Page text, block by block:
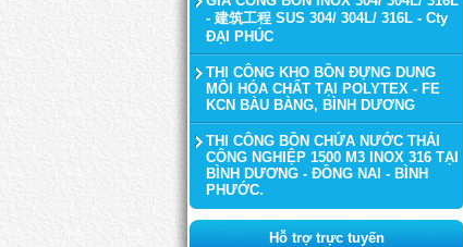
- 建筑工程 SUS 304/ 304L/ 316L - Cty
ĐẠI PHÚC
THI CÔNG KHO BỒN ĐỰNG DUNG
MÔI HÓA CHẤT TẠI POLYTEX - FE
KCN BÀU BÀNG, BÌNH DƯƠNG
THI CÔNG BỒN CHỨA NƯỚC THẢI
CÔNG NGHIỆP 1500 M3 INOX 316 TẠI
BÌNH DƯƠNG - ĐỒNG NAI - BÌNH
PHƯỚC.
Hỗ trợ trực tuyến